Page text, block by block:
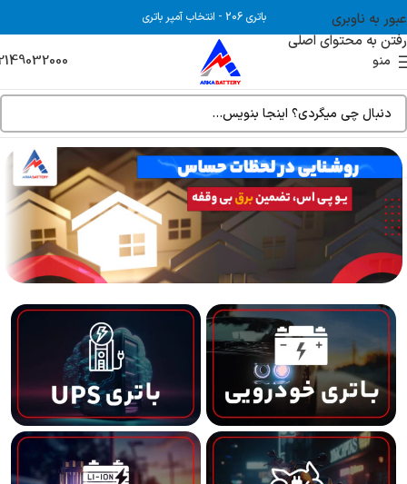
عبور به ناوبری
رفتن به محتوای اصلی
باتری 206 - انتخاب آمپر باتری
منو